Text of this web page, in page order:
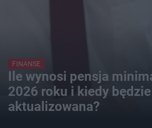
FINANSE
Ile wynosi pensja
2026 roku i kiedy będzie
aktualizowana?